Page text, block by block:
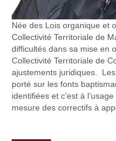
Née des Lois organique et
Collectivité Territoriale de
difficultés dans sa mise en
Collectivité Territoriale de
ajustements juridiques.
porté sur les fonts
identifiées et c’est à
mesure des correctifs à